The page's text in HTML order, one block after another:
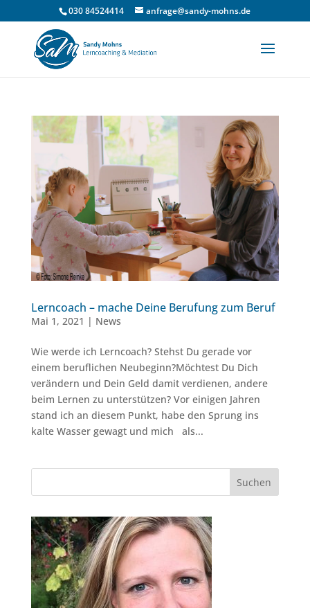
030 84524414 anfrage@sandy-mohns.de
Lerncoach – mache Deine Berufung zum Beruf
Mai 1, 2021 | News
Wie werde ich Lerncoach? Stehst Du gerade vor
einem beruflichen Neubeginn?Möchtest Du Dich
verändern und Dein Geld damit verdienen, andere
beim Lernen zu unterstützen? Vor einigen Jahren
stand ich an diesem Punkt, habe den Sprung ins
kalte Wasser gewagt und mich als...